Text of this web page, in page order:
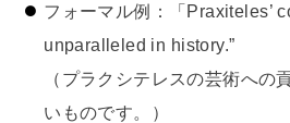
フォーマル例：「Praxiteles’
unparalleled in history.”
（プラクシテレスの芸術への
いものです。）